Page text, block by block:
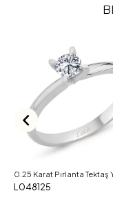
L048125